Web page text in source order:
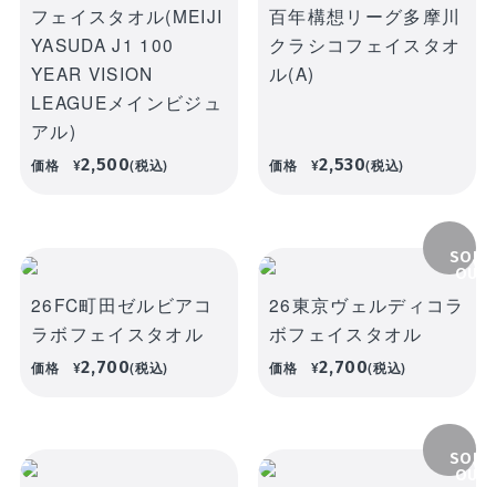
選手から選ぶ
新着商品
ランキング
お気に入り
ユニフォーム
FP1st
30周年記念アイテム
コラボレーション
ユニフォーム ライフスタイル
バラエティ雑貨
WEBショップ
限定グッズ
キッズ
フェイスタオル(MEIJI
YASUDA J1 100
YEAR VISION
LEAGUEメインビジュ
アル)
価格 ¥2,500(税込)
百年構想リーグ多摩川
クラシコフェイスタオ
ル(A)
価格 ¥2,530(税込)
26FC町田ゼルビアコ
ラボフェイスタオル
価格 ¥2,700(税込)
SOLD
OUT
26東京ヴェルディコラ
ボフェイスタオル
価格 ¥2,700(税込)
SOLD
OUT